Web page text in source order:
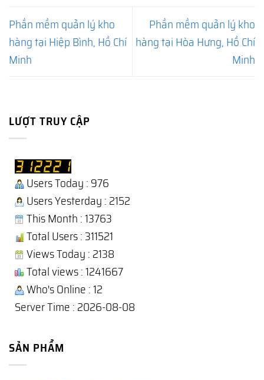
Phần mềm quản lý kho
hàng tại Hiệp Bình, Hồ Chí
Minh
Phần mềm quản lý kho
hàng tại Hòa Hưng, Hồ Chí
Minh
LƯỢT TRUY CẬP
Users Today : 976
Users Yesterday : 2152
This Month : 13763
Total Users : 311521
Views Today : 2138
Total views : 1241667
Who's Online : 12
Server Time : 2026-08-08
SẢN PHẨM